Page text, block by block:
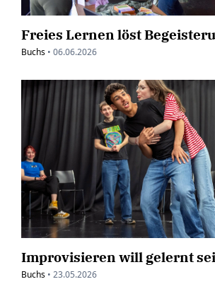
Freies Lernen löst
Buchs • 06.06.2026
Improvisieren will gelernt
Buchs • 23.05.2026